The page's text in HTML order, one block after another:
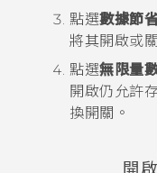
點選數據節
將其開啟或
點選無限量
開啟仍允許
換開關。